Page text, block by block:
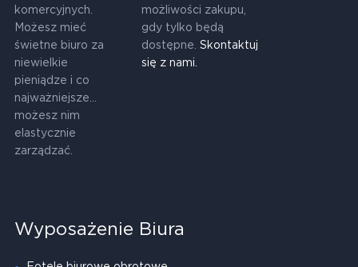
komercyjnych.
Możesz mieć
świetne biuro za
niewielkie
pieniądze i co
najważniejsze...
możesz nim
elastycznie
zarządzać.
możliwości zakupu,
gdy tylko będą
dostępne. Skontaktuj
się z nami.
Wyposażenie Biura